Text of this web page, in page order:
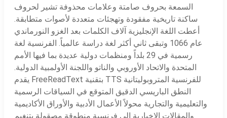
السمعة بحروف صامتة وعلامات محذوفة تشير لحروف
ساكنة تاريخية مفقودة وتهجئات متعددة لأصوات متطابقة.
أعطت اللغة الإنجليزية آلاف الكلمات بعد الغزو النورماندي
عام 1066 وتبقى ثاني أكثر لغة دراسة عالمياً. الفرنسية لغة
رسمية في 29 بلداً ومنظمات دولية عديدة بما فيها الأمم
المتحدة والاتحاد الأوروبي والناتو واللجنة الأولمبية الدولية.
يقدم FreeReadText بتقنية TTS للفرنسية المتروبوليتانية
النطق الباريسي الدقيق المتوقع في السياقات الرسمية
والتعليمية والتجارية محولاً الأعمال الأدبية والأوراق الأكاديمية
والمقالات الإخبارية إلى فرنسية منطوقة مصقولة بتنغيم